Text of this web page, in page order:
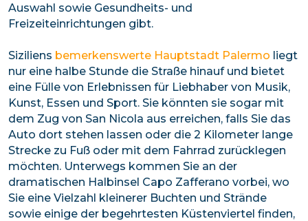
Auswahl sowie Gesundheits- und
Freizeiteinrichtungen gibt.
Siziliens bemerkenswerte Hauptstadt Palermo liegt
nur eine halbe Stunde die Straße hinauf und bietet
eine Fülle von Erlebnissen für Liebhaber von Musik,
Kunst, Essen und Sport. Sie könnten sie sogar mit
dem Zug von San Nicola aus erreichen, falls Sie das
Auto dort stehen lassen oder die 2 Kilometer lange
Strecke zu Fuß oder mit dem Fahrrad zurücklegen
möchten. Unterwegs kommen Sie an der
dramatischen Halbinsel Capo Zafferano vorbei, wo
Sie eine Vielzahl kleinerer Buchten und Strände
sowie einige der begehrtesten Küstenviertel finden,